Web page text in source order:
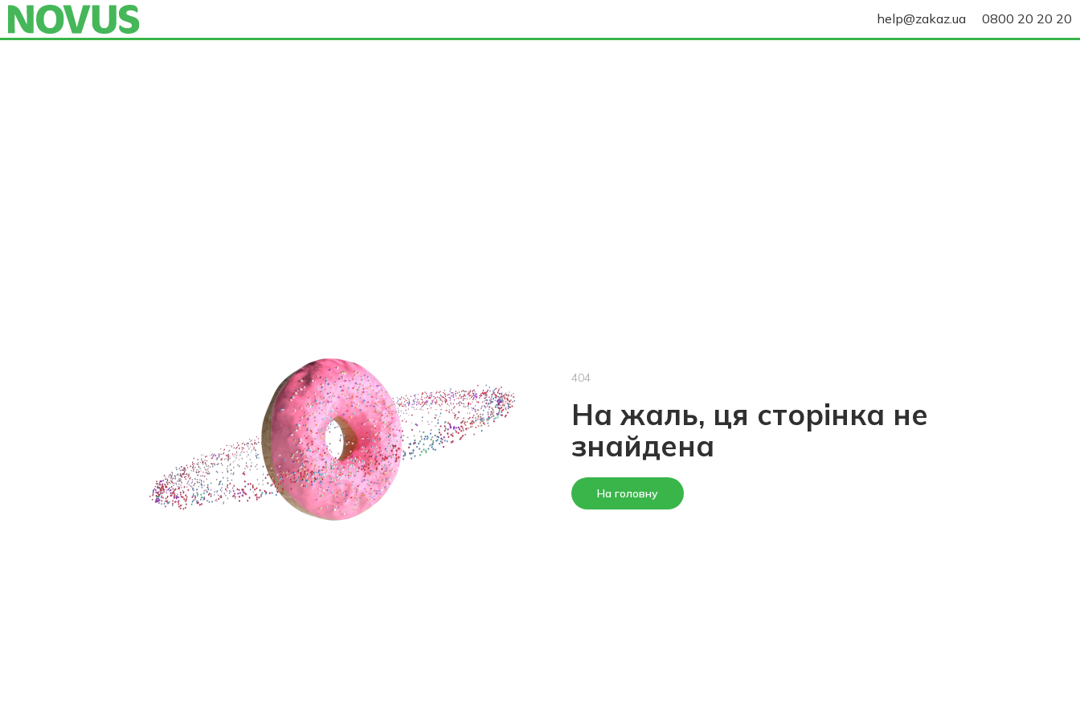
help@zakaz.ua 0800 20 20 20
404
На жаль, ця сторінка не
знайдена
На головну